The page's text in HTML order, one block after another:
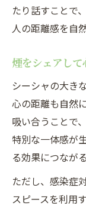
たり話すことで
人の距離感を自
煙をシェアし
シーシャの大き
心の距離も自然
吸い合うことで
特別な一体感が
る効果につなが
ただし、感染症
スピースを利用